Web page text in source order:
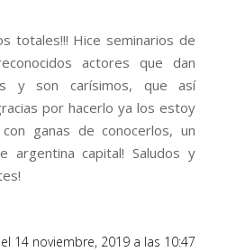
totales!!! Hice seminarios de
actores que dan
y son carísimos, que así
por hacerlo ya los estoy
ganas de conocerlos, un
argentina capital! Saludos y
el 14 noviembre, 2019 a las 10:47